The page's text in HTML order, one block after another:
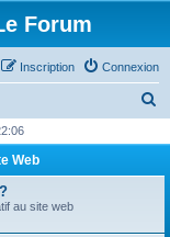
Forum
Connexion
Inscription
h
r
Web
au site web